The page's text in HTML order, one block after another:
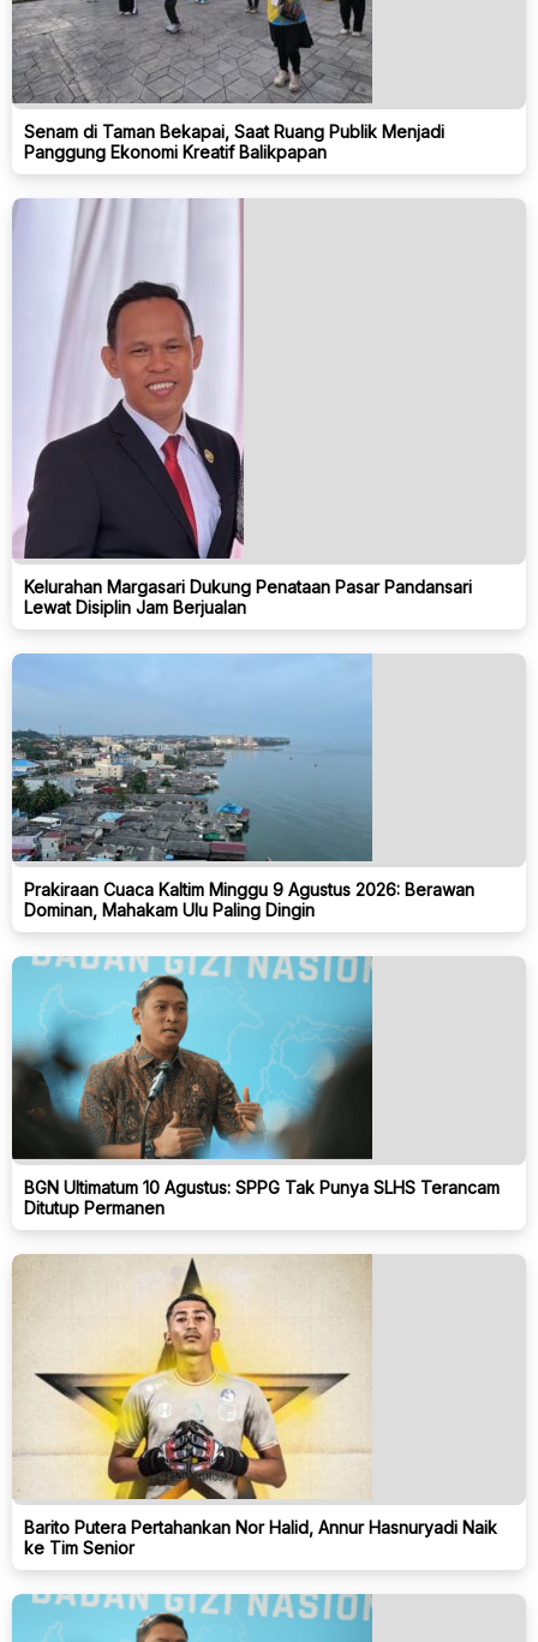
Senam di Taman Bekapai, Saat Ruang Publik Menjadi
Panggung Ekonomi Kreatif Balikpapan
Kelurahan Margasari Dukung Penataan Pasar Pandansari
Lewat Disiplin Jam Berjualan
Prakiraan Cuaca Kaltim Minggu 9 Agustus 2026: Berawan
Dominan, Mahakam Ulu Paling Dingin
BGN Ultimatum 10 Agustus: SPPG Tak Punya SLHS Terancam
Ditutup Permanen
Barito Putera Pertahankan Nor Halid, Annur Hasnuryadi Naik
ke Tim Senior